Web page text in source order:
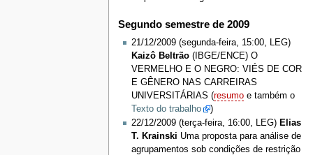
Segundo semestre de 2009
21/12/2009 (segunda-feira, 15:00, LEG)
Kaizô Beltrão(IBGE/ENCE) O
VERMELHO E O NEGRO: VIÉS DE COR
E GÊNERO NAS CARREIRAS
UNIVERSITÁRIAS (resumoe também o
Texto do trabalho
)
22/12/2009 (terça-feira, 16:00, LEG) Elias
T. Krainski Uma proposta para análise de
agrupamentos sob condições de restrição